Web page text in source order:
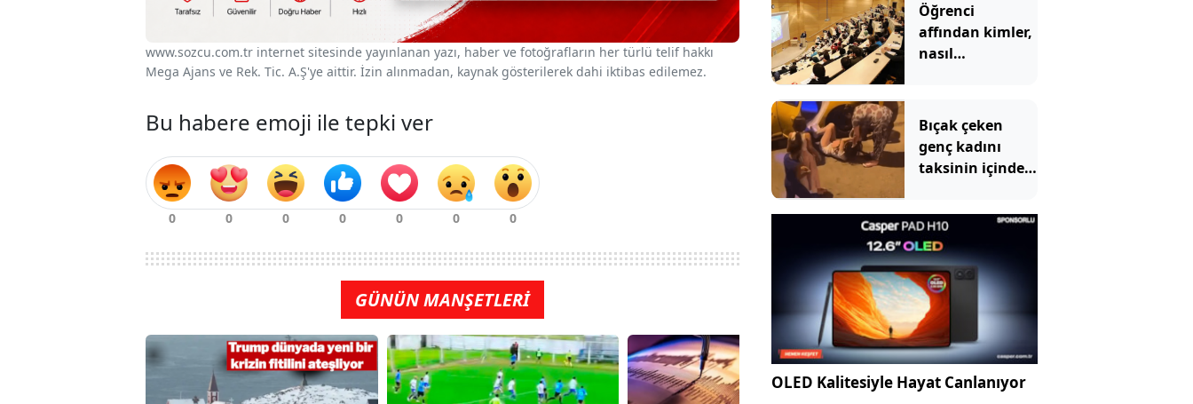
www.sozcu.com.tr internet sitesinde yayınlanan yazı, haber ve fotoğrafların her türlü telif hakkı
Mega Ajans ve Rek. Tic. A.Ş'ye aittir. İzin alınmadan, kaynak gösterilerek dahi iktibas edilemez.
Bu habere emoji ile tepki ver
GÜNÜN MANŞETLERİ
Öğrenci
affından kimler,
nasıl
Bıçak çeken
genç kadını
taksinin içinde
sürüklediler
OLED Kalitesiyle Hayat Canlanıyor